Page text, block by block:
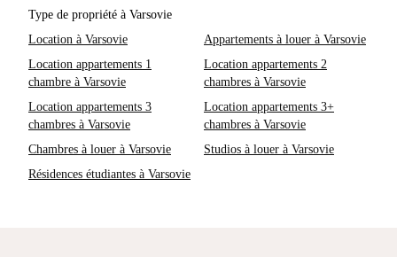
Type de propriété à Varsovie
Location à Varsovie
Appartements à louer à Varsovie
Location appartements 1
chambre à Varsovie
Location appartements 2
chambres à Varsovie
Location appartements 3
chambres à Varsovie
Location appartements 3+
chambres à Varsovie
Chambres à louer à Varsovie
Studios à louer à Varsovie
Résidences étudiantes à Varsovie